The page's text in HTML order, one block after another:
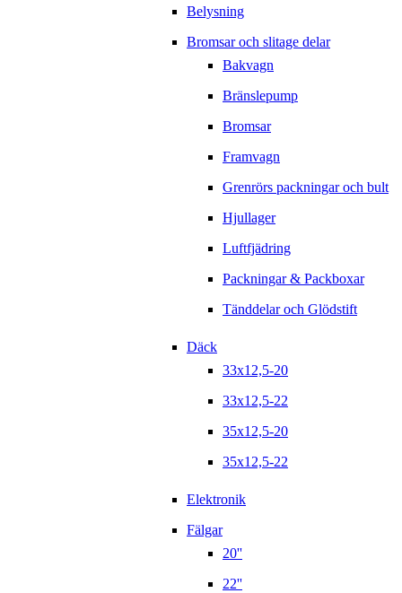
Belysning
Bromsar och slitage delar
Bakvagn
Bränslepump
Bromsar
Framvagn
Grenrörs packningar och bult
Hjullager
Luftfjädring
Packningar & Packboxar
Tänddelar och Glödstift
Däck
33x12,5-20
33x12,5-22
35x12,5-20
35x12,5-22
Elektronik
Fälgar
20''
22''